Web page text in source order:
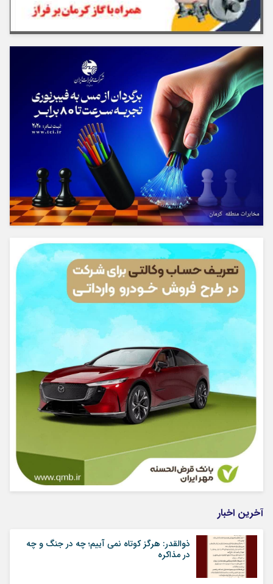
آخرین اخبار
ذوالقدر: هرگز کوتاه نمی آییم؛ چه در جنگ و چه
در مذاکره